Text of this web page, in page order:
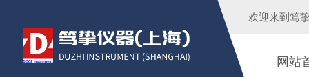
欢迎来到 笃
网站